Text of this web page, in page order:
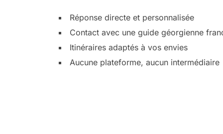
Réponse directe et personnalisée
Contact avec une guide géorgienne
Itinéraires adaptés à vos envies
Aucune plateforme, aucun intermédiaire